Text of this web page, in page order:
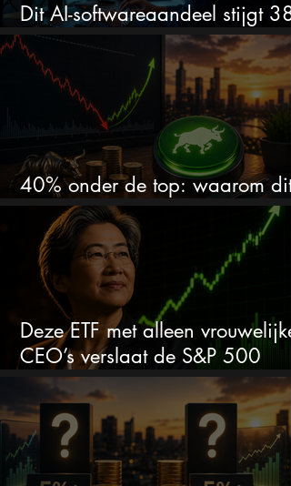
Dit AI-softwareaandeel stijgt
en zet de SaaS-crash op zijn
40% onder de top: waarom dit
aandeel weer interessant wordt
Deze ETF met alleen vrouwelijke
CEO’s verslaat de S&P 500
keihard